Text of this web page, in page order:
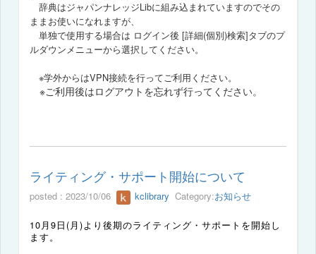
辞典はジャパンナレッジLibに組み込まれていますのでその
ままお使いになれますが、
単独で使用する場合は ログイン後 [詳細(個別)検索]タブのプ
ルダウンメニューから選択してください。
※学外からはVPN接続を行ってご利用ください。
※ご利用後はログアウトを忘れず行ってください。
ライティング・サポート開始について
posted : 2023/10/06 kclibrary Category:お知らせ
10月9日 (月)より後期のライティング・サポートを開始し
ます。